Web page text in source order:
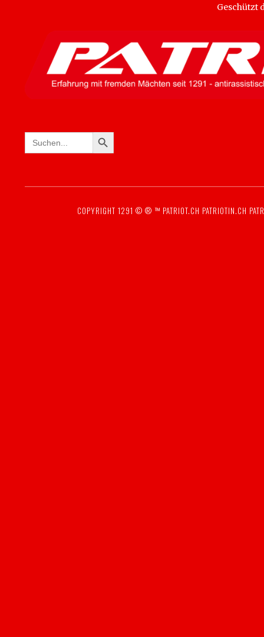
Geschützt
Search
for:
SEARCH BUTTON
COPYRIGHT 1291 © ® ™ PATRIOT.CH PATRIOTIN.CH